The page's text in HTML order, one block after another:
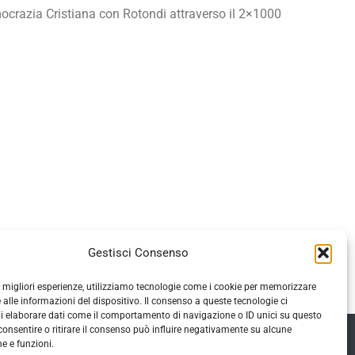
Gestisci Consenso
migliori esperienze, utilizziamo tecnologie come i cookie per memorizzare
alle informazioni del dispositivo. Il consenso a queste tecnologie ci
elaborare dati come il comportamento di navigazione o ID unici su questo
o ritirare il consenso può influire negativamente su alcune
e funzioni.
Cristiana con Rotondi attraverso il 2×1000